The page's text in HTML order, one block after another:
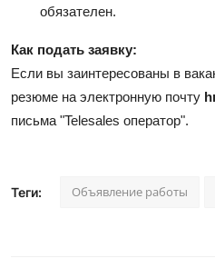
обязателен.
Как подать заявку:
Если вы заинтересованы в
резюме на электронную почту
письма "Telesales оператор".
Теги: Объявление работы